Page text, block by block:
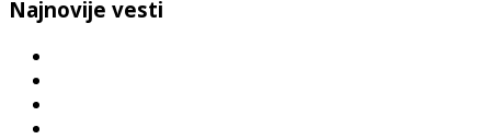
Najnovije vesti